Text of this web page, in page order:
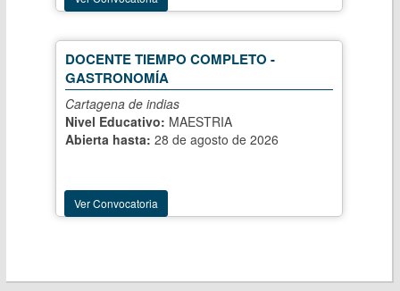
DOCENTE TIEMPO COMPLETO -
GASTRONOMÍA
Cartagena de indias
Nivel Educativo: MAESTRIA
Abierta hasta: 28 de agosto de 2026
Ver Convocatoria